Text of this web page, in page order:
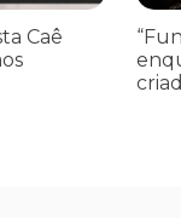
Caê